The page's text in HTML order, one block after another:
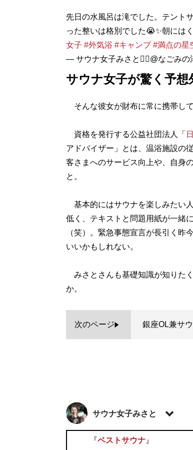
先日の水風呂は滝でした。テント
った整いは格別でした😭✨朝には
女子 #外気浴 #キャンプ #満点の星
— サウナ女子みさと🧖‍♀️@なごみ
サウナ女子が驚く予想
そんな彼女が財布に常に携帯し
資格を発行する公益社団法人「
アドバイザー」とは、温浴施設の
客さまへのサービス向上や、自身
と。
基本的にはサウナを楽しみたい
低く、テキストと問題用紙が一緒
（笑）。緊急事態宣言が長引く昨
いいかもしれない。
みさとさんも基礎知識が知りた
か。
次のページ 銀座OL兼サ
サウナ女子みさと
アラサーの銀座OL。サウナ女子目
『ベストサウナ』